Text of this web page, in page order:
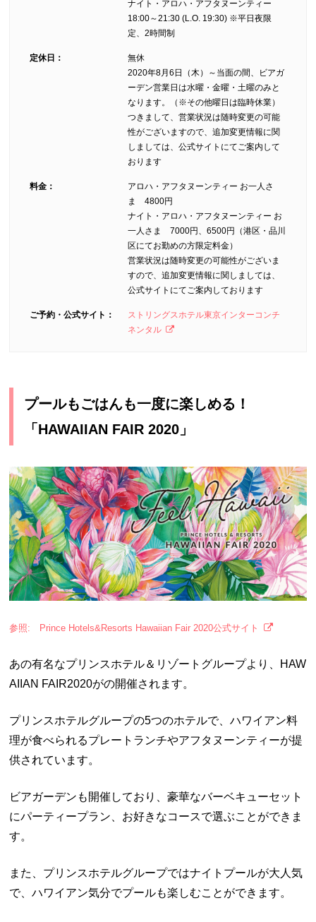
ナイト・アロハ・アフタヌーンティー
18:00～21:30 (L.O. 19:30) ※平日夜限
定、2時間制
定休日：
無休
2020年8月6日（木）～当面の間、ビアガ
ーデン営業日は水曜・金曜・土曜のみと
なります。（※その他曜日は臨時休業）
つきまして、営業状況は随時変更の可能
性がございますので、追加変更情報に関
しましては、公式サイトにてご案内して
おります
料金：
アロハ・アフタヌーンティー お一人さ
ま 4800円
ナイト・アロハ・アフタヌーンティー お
一人さま 7000円、6500円（港区・品川
区にてお勤めの方限定料金）
営業状況は随時変更の可能性がございま
すので、追加変更情報に関しましては、
公式サイトにてご案内しております
ご予約・公式サイト：
ストリングスホテル東京インターコンチ
ネンタル
プールもごはんも一度に楽しめる！
「HAWAIIAN FAIR 2020」
参照: Prince Hotels&Resorts Hawaiian Fair 2020公式サイト
あの有名なプリンスホテル＆リゾートグループより、HAW
AIIAN FAIR2020がの開催されます。
プリンスホテルグループの5つのホテルで、ハワイアン料
理が食べられるプレートランチやアフタヌーンティーが提
供されています。
ビアガーデンも開催しており、豪華なバーベキューセット
にパーティープラン、お好きなコースで選ぶことができま
す。
また、プリンスホテルグループではナイトプールが大人気
で、ハワイアン気分でプールも楽しむことができます。